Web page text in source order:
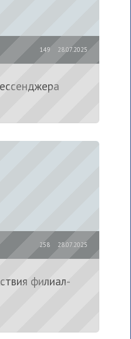
28.07.2025
149
28.07.2025
258
филиал-